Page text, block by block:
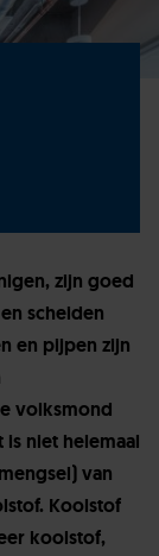
zijn goed
scheiden
en pijpen zijn
volksmond
niet helemaal
van
Koolstof
koolstof,